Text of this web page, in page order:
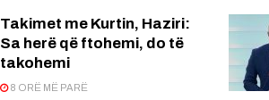
Takimet me Kurtin, Haziri:
Sa herë që ftohemi, do të
takohemi
8 ORË MË PARË